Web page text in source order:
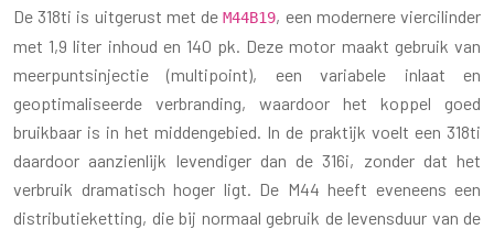
De 318ti is uitgerust met deM44B19, een modernere viercilinder
met 1,9 liter inhoud en 140 pk. Deze motor maakt gebruik van
meerpuntsinjectie (multipoint), een variabele inlaat en
geoptimaliseerde verbranding, waardoor het koppel goed
bruikbaar is in het middengebied. In de praktijk voelt een 318ti
daardoor aanzienlijk levendiger dan de 316i, zonder dat het
verbruik dramatisch hoger ligt. De M44 heeft eveneens een
distributieketting, die bij normaal gebruik de levensduur van de